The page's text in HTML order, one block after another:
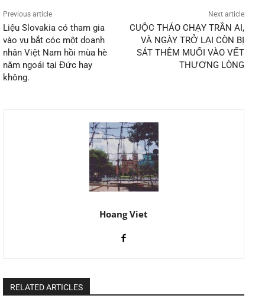
Previous article
Liệu Slovakia có tham gia
vào vụ bắt cóc một doanh
nhân Việt Nam hồi mùa hè
năm ngoái tại Đức hay
không.
Next article
CUỘC THÁO CHẠY TRẦN AI,
VÀ NGÀY TRỞ LẠI CÒN BỊ
SÁT THÊM MUỐI VÀO VẾT
THƯƠNG LÒNG
Hoang Viet
RELATED ARTICLES